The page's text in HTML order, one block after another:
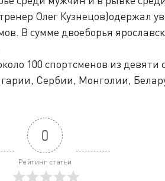
Олег Кузнецов)одержал
В сумме двоеборья
100 спортсменов из девяти
Сербии, Монголии,
0
Рейтинг статьи